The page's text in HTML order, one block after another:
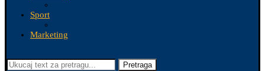
Sport
Marketing
Pretraga